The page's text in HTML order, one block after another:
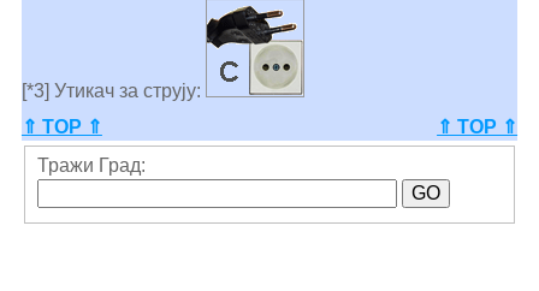
[*3] Утикач за струју:
⇑ TOP ⇑
⇑ TOP ⇑
Тражи Град: